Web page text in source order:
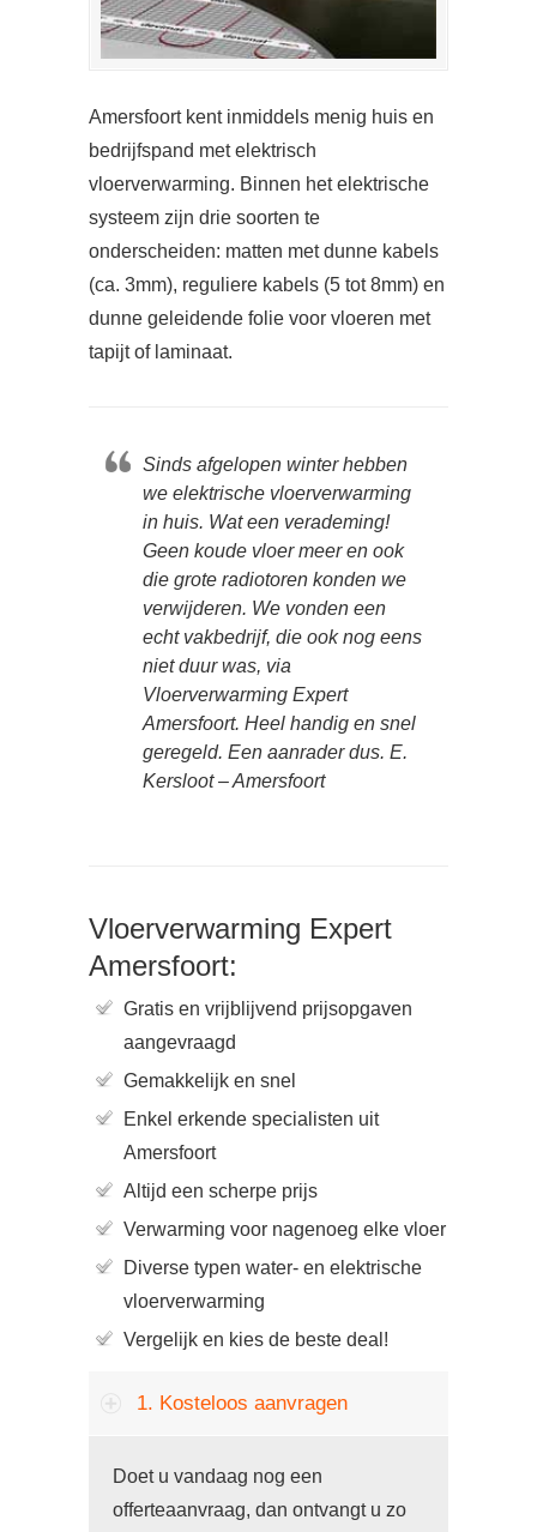
Amersfoort kent inmiddels menig huis en
bedrijfspand met elektrisch
vloerverwarming. Binnen het elektrische
systeem zijn drie soorten te
onderscheiden: matten met dunne kabels
(ca. 3mm), reguliere kabels (5 tot 8mm) en
dunne geleidende folie voor vloeren met
tapijt of laminaat.
Sinds afgelopen winter hebben
we elektrische vloerverwarming
in huis. Wat een verademing!
Geen koude vloer meer en ook
die grote radiotoren konden we
verwijderen. We vonden een
echt vakbedrijf, die ook nog eens
niet duur was, via
Vloerverwarming Expert
Amersfoort. Heel handig en snel
geregeld. Een aanrader dus. E.
Kersloot – Amersfoort
Vloerverwarming Expert
Amersfoort:
Gratis en vrijblijvend prijsopgaven
aangevraagd
Gemakkelijk en snel
Enkel erkende specialisten uit
Amersfoort
Altijd een scherpe prijs
Verwarming voor nagenoeg elke vloer
Diverse typen water- en elektrische
vloerverwarming
Vergelijk en kies de beste deal!
1. Kosteloos aanvragen
Doet u vandaag nog een
offerteaanvraag, dan ontvangt u zo